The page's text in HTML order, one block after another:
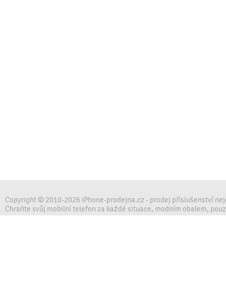
Copyright © 2010-2026 iPhone-prodejna.cz - prodej příslušenství
Chraňte svůj mobilní telefon za každé situace, modním obalem,